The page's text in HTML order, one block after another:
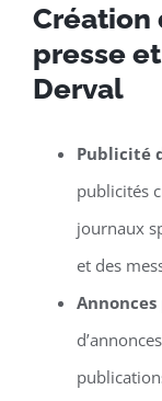
Création
presse
Derval
Publicité
publicités
journaux
et des